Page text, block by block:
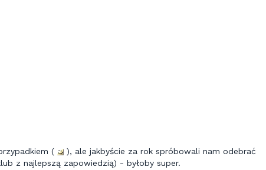
(
), ale jakbyście za rok spróbowali nam odebrać
z najlepszą zapowiedzią) - byłoby super.